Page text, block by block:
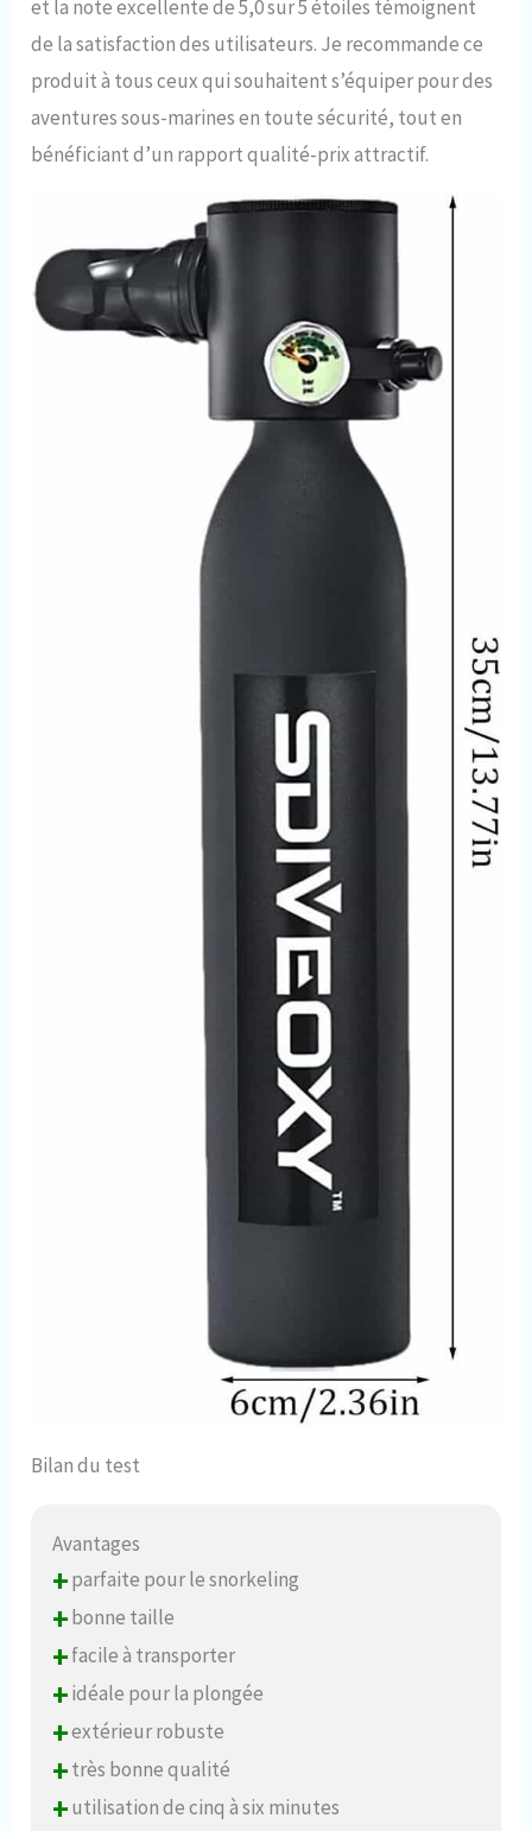
et la note excellente de 5,0 sur 5 étoiles témoignent
de la satisfaction des utilisateurs. Je recommande ce
produit à tous ceux qui souhaitent s’équiper pour des
aventures sous-marines en toute sécurité, tout en
bénéficiant d’un rapport qualité-prix attractif.
Bilan du test
Avantages
+parfaite pour le snorkeling
+bonne taille
+facile à transporter
+idéale pour la plongée
+extérieur robuste
+très bonne qualité
+utilisation de cinq à six minutes